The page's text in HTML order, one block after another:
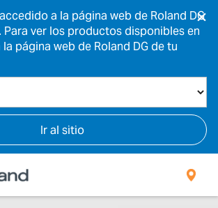
a la página web de Roland DG
ver los productos disponibles en
página web de Roland DG de tu
Ir al sitio
×